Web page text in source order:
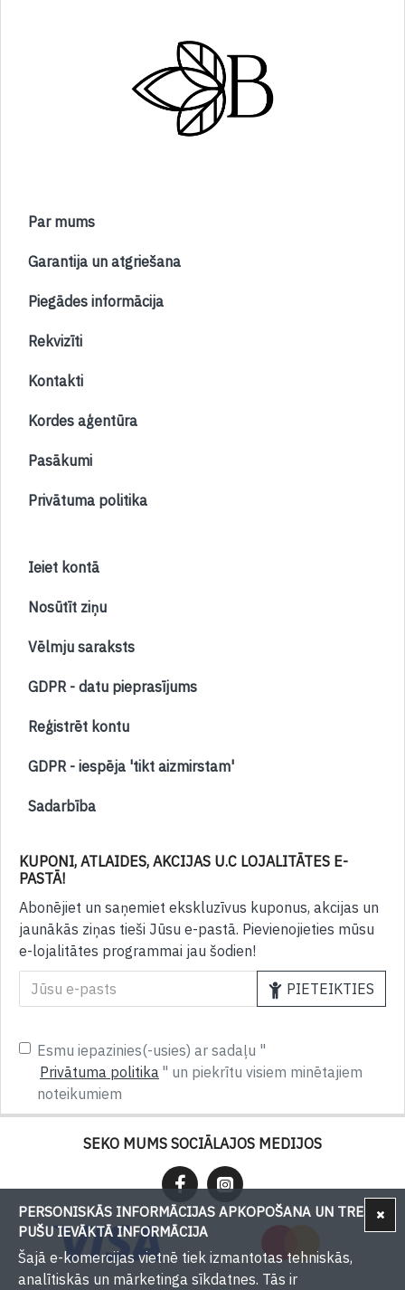
Par mums
Garantija un atgriešana
Piegādes informācija
Rekvizīti
Kontakti
Kordes aģentūra
Pasākumi
Privātuma politika
Ieiet kontā
Nosūtīt ziņu
Vēlmju saraksts
GDPR - datu pieprasījums
Reģistrēt kontu
GDPR - iespēja 'tikt aizmirstam'
Sadarbība
KUPONI, ATLAIDES, AKCIJAS U.C LOJALITĀTES E-
PASTĀ!
Abonējiet un saņemiet ekskluzīvus kuponus, akcijas un
jaunākās ziņas tieši Jūsu e-pastā. Pievienojieties mūsu
e-lojalitātes programmai jau šodien!
PIETEIKTIES
Esmu iepazinies(-usies) ar sadaļu "
Privātuma politika " un piekrītu visiem minētajiem
noteikumiem
SEKO MUMS SOCIĀLAJOS MEDIJOS
PERSONISKĀS INFORMĀCIJAS APKOPOŠANA UN TREŠU
PUŠU IEVĀKTĀ INFORMĀCIJA
Šajā e-komercijas vietnē tiek izmantotas tehniskās,
analītiskās un mārketinga sīkdatnes. Tās ir